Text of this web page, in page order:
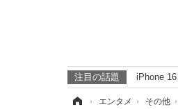
注目の話題 iPhone 16
› エンタメ › その他 ›